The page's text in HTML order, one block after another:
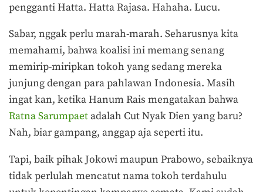
pengganti Hatta. Hatta Rajasa. Hahaha. Lucu.
Sabar, nggak perlu marah-marah. Seharusnya kita
memahami, bahwa koalisi ini memang senang
memirip-miripkan tokoh yang sedang mereka
junjung dengan para pahlawan Indonesia. Masih
ingat kan, ketika Hanum Rais mengatakan bahwa
Ratna Sarumpaetadalah Cut Nyak Dien yang baru?
Nah, biar gampang, anggap aja seperti itu.
Tapi, baik pihak Jokowi maupun Prabowo, sebaiknya
tidak perlulah mencatut nama tokoh terdahulu